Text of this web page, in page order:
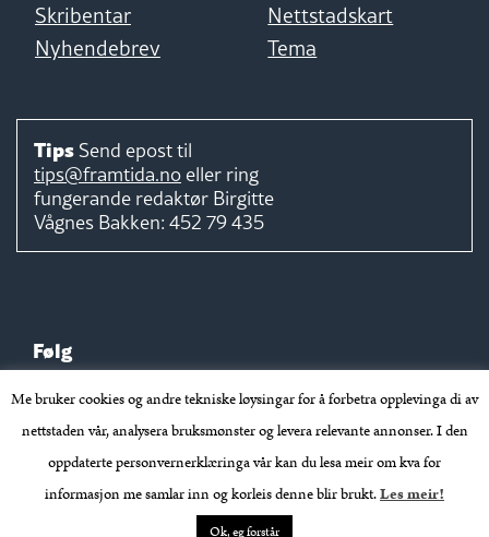
Skribentar
Nettstadskart
Nyhendebrev
Tema
Følg
Tips Send epost til
tips@framtida.no eller ring
fungerande redaktør Birgitte
Vågnes Bakken: 452 79 435
Takk for støtta:
Me bruker cookies og andre tekniske løysingar for å forbetra opplevinga di av
nettstaden vår, analysera bruksmønster og levera relevante annonser. I den
oppdaterte personvernerklæringa vår kan du lesa meir om kva for
informasjon me samlar inn og korleis denne blir brukt.Les meir!
Ok, eg forstår